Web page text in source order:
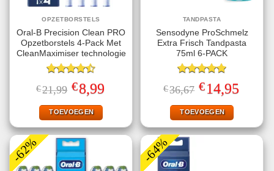
OPZETBORSTELS
Oral-B Precision Clean PRO
Opzetborstels 4-Pack Met
CleanMaximiser technologie
Gewaardeerd
4.50uit 5
€21,99 Oorspronkelijke
prijs
was:
€21,99.
€8,99Huidige
prijs
TOEVOEGEN
TANDPASTA
Sensodyne ProSchmelz
Extra Frisch Tandpasta
75ml 6-PACK
Gewaardeerd
5.00uit 5
€36,67 Oorspronkelijke
prijs
was:
€36,67.
€14,95prijs
TOEVOEGEN
-62% -64%